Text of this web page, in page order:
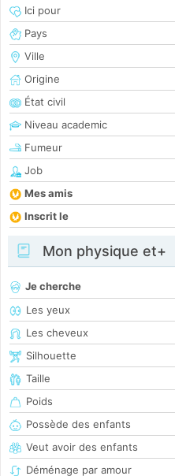
Ici pour
Pays
Ville
Origine
État civil
Niveau academic
Fumeur
Job
Mes amis
Inscrit le
Mon physique et+
Je cherche
Les yeux
Les cheveux
Silhouette
Taille
Poids
Possède des enfants
Veut avoir des enfants
Déménage par amour